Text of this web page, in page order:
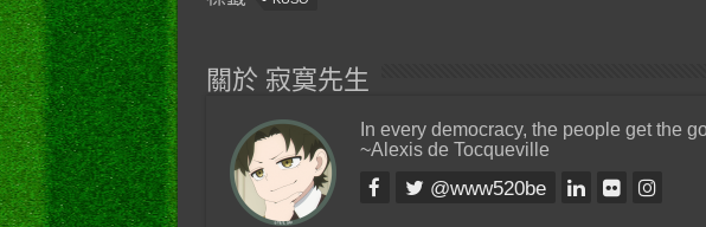
關於 寂寞先生
In every democracy, the people get the
~Alexis de Tocqueville
@www520be